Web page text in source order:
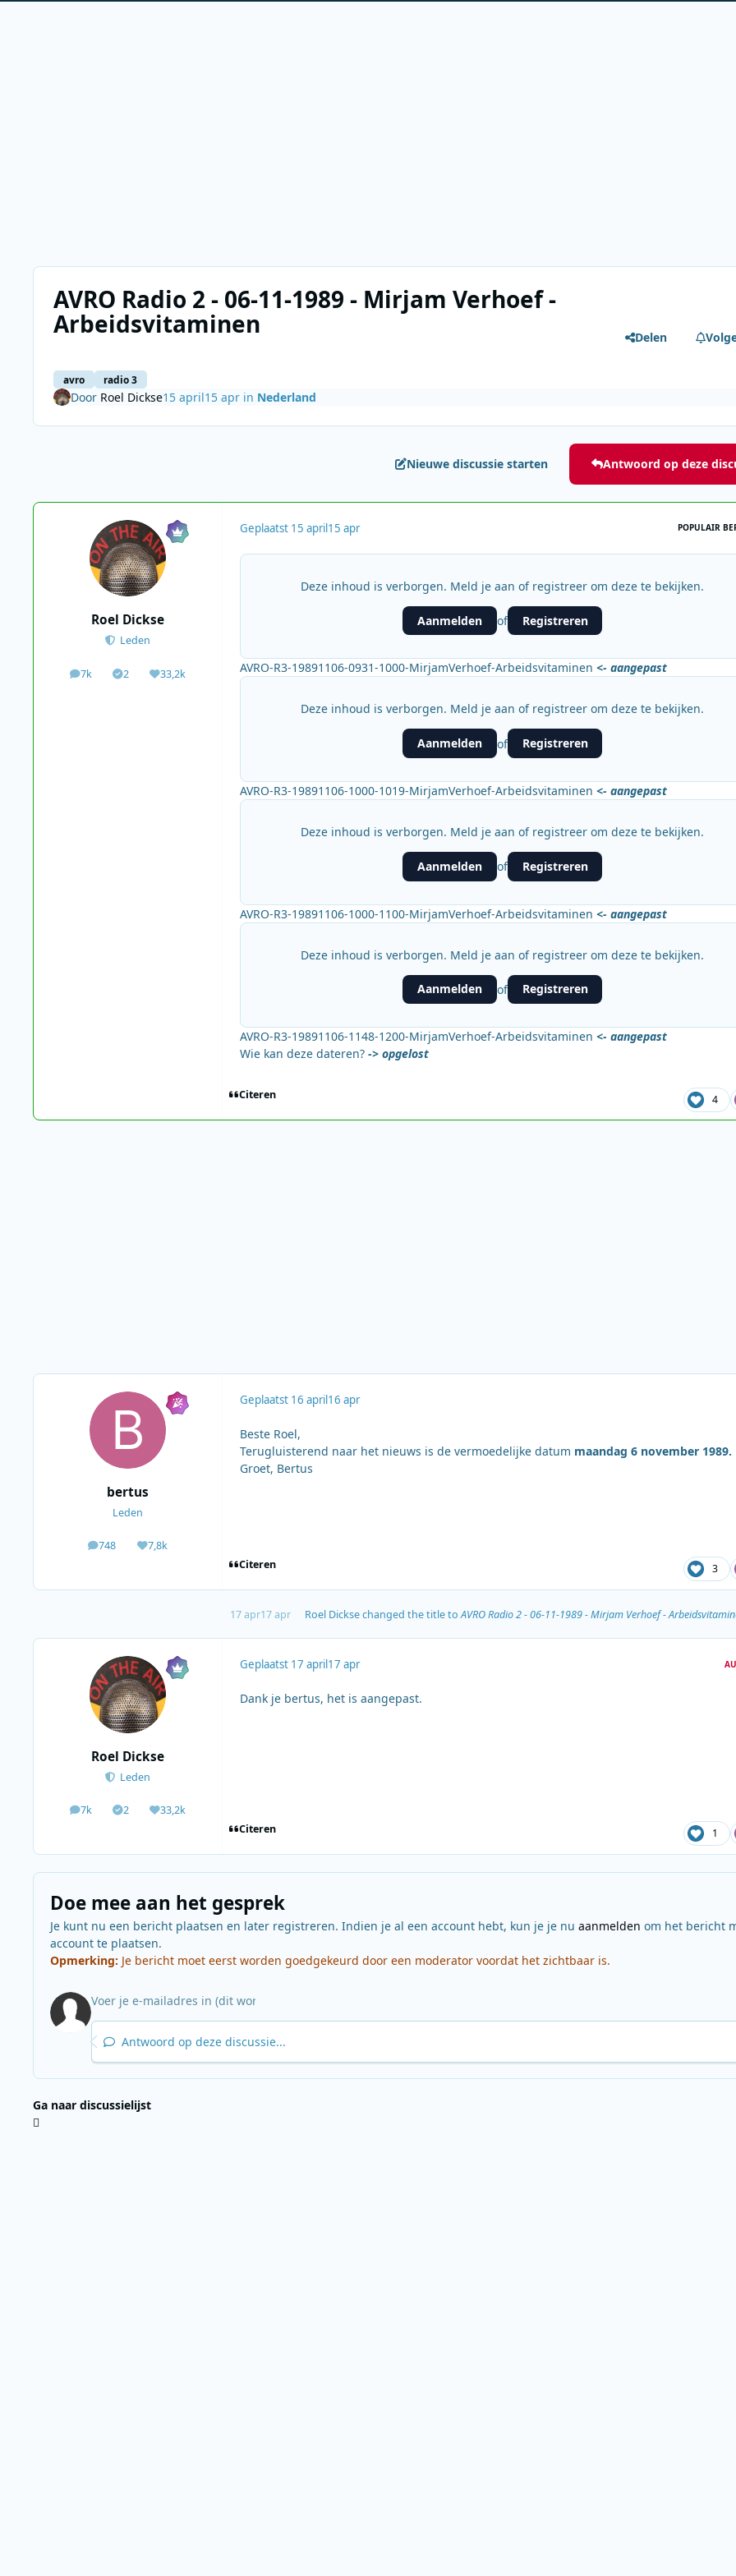
AVRO Radio 2 - 06-11-1989 - Mirjam Verhoef -
Arbeidsvitaminen
avro radio 3
Delen
Door Roel Dickse15 april15 aprin Nederland
Nieuwe discussie starten Antwoord op deze
Roel Dickse
Leden
7k
berichten2
Solutions33,2k
Waardering
Geplaatst 15 april15 apr POPULAIR
Deze inhoud is verborgen. Meld je aan of registreer om deze te bekijken.
Aanmelden of Registreren
AVRO-R3-19891106-0931-1000-MirjamVerhoef-Arbeidsvitaminen <- aangepast
Deze inhoud is verborgen. Meld je aan of registreer om deze te bekijken.
Aanmelden of Registreren
AVRO-R3-19891106-1000-1019-MirjamVerhoef-Arbeidsvitaminen <- aangepast
Deze inhoud is verborgen. Meld je aan of registreer om deze te bekijken.
Aanmelden of Registreren
AVRO-R3-19891106-1000-1100-MirjamVerhoef-Arbeidsvitaminen <- aangepast
Deze inhoud is verborgen. Meld je aan of registreer om deze te bekijken.
Aanmelden of Registreren
AVRO-R3-19891106-1148-1200-MirjamVerhoef-Arbeidsvitaminen <- aangepast
Wie kan deze dateren? -> opgelost
Citeren 4
bertus
Leden
748
berichten7,8k
Waardering
Geplaatst 16 april16 apr
Beste Roel,
Terugluisterend naar het nieuws is de vermoedelijke datum maandag 6 november 1989.
Groet, Bertus
Citeren 3
17 apr17 apr Roel Dicksechanged the title toAVRO Radio 2 - 06-11-1989 - Mirjam Verhoef -
Roel Dickse
Leden
7k
berichten2
Solutions33,2k
Waardering
Geplaatst 17 april17 apr
Dank je bertus, het is aangepast.
Citeren 1
Doe mee aan het gesprek
Je kunt nu een bericht plaatsen en later registreren. Indien je al een account hebt, kun je je nu aanmelden om het bericht
account te plaatsen.
Opmerking: Je bericht moet eerst worden goedgekeurd door een moderator voordat het zichtbaar is.
Antwoord op deze discussie...
Ga naar discussielijst